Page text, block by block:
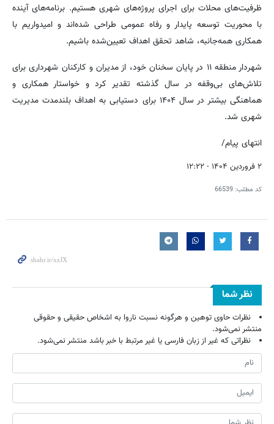
ظرفیت‌های محلات برای اجرای پروژه‌های شهری هستیم. برنامه‌های آینده
با محوریت توسعه پایدار و رفاه عمومی طراحی شده‌اند و امیدواریم با
همکاری همه‌جانبه، شاهد تحقق اهداف تعیین‌شده باشیم.
شهردار منطقه ۱۱ در پایان سخنان خود، از مدیران و کارکنان شهرداری برای
تلاش‌های بی‌وقفه در سال گذشته تقدیر کرد و خواستار همکاری و
هماهنگی بیشتر در سال ۱۴۰۴ برای دستیابی به اهداف بلندمدت مدیریت
شهری شد.
انتهای پیام/
۲ فروردین ۱۴۰۴ - ۱۲:۲۲
کد مطلب: 66539
نظر شما
نظرات حاوی توهین و هرگونه نسبت ناروا به اشخاص حقیقی و حقوقی
منتشر نمی‌شود.
نظراتی که غیر از زبان فارسی یا غیر مرتبط با خبر باشد منتشر نمی‌شود.